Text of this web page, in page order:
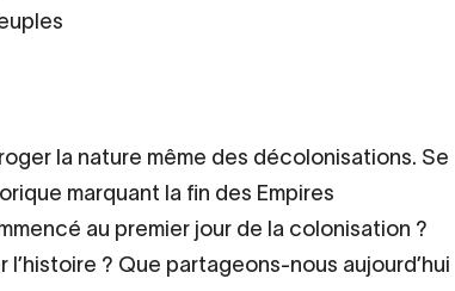
la nature même des décolonisations. Se
marquant la fin des Empires
au premier jour de la colonisation ?
? Que partageons-nous aujourd’hui